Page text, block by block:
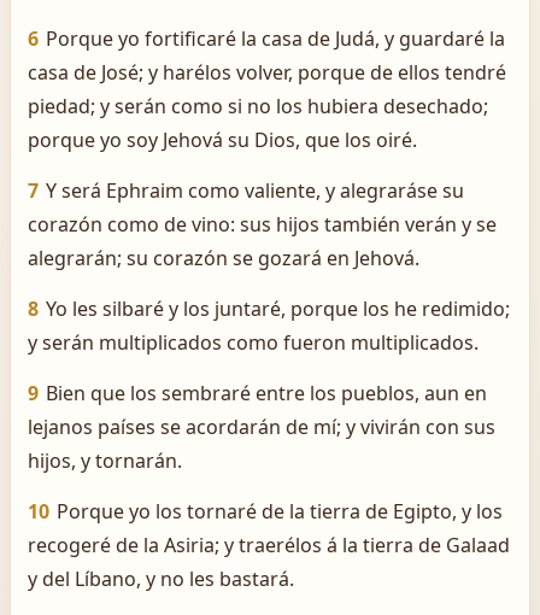
6 Porque yo fortificaré la casa de Judá, y guardaré la
casa de José; y harélos volver, porque de ellos tendré
piedad; y serán como si no los hubiera desechado;
porque yo soy Jehová su Dios, que los oiré.
7 Y será Ephraim como valiente, y alegraráse su
corazón como de vino: sus hijos también verán y se
alegrarán; su corazón se gozará en Jehová.
8 Yo les silbaré y los juntaré, porque los he redimido;
y serán multiplicados como fueron multiplicados.
9 Bien que los sembraré entre los pueblos, aun en
lejanos países se acordarán de mí; y vivirán con sus
hijos, y tornarán.
10 Porque yo los tornaré de la tierra de Egipto, y los
recogeré de la Asiria; y traerélos á la tierra de Galaad
y del Líbano, y no les bastará.